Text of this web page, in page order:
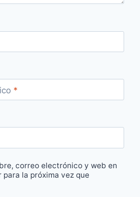
*
correo electrónico y web en
la próxima vez que